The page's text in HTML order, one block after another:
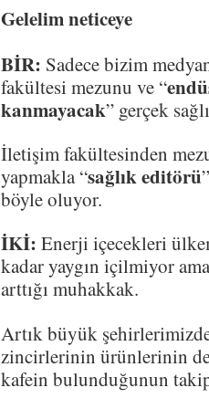
Gelelim neticeye
BİR: Sadece bizim
fakültesi mezunu ve “
kanmayacak” gerçek
İletişim fakültesinden
yapmakla “sağlık editörü
böyle oluyor.
İKİ: Enerji içecekleri
kadar yaygın içilmiyor
arttığı muhakkak.
Artık büyük
zincirlerinin ürünlerinin
kafein bulunduğunun